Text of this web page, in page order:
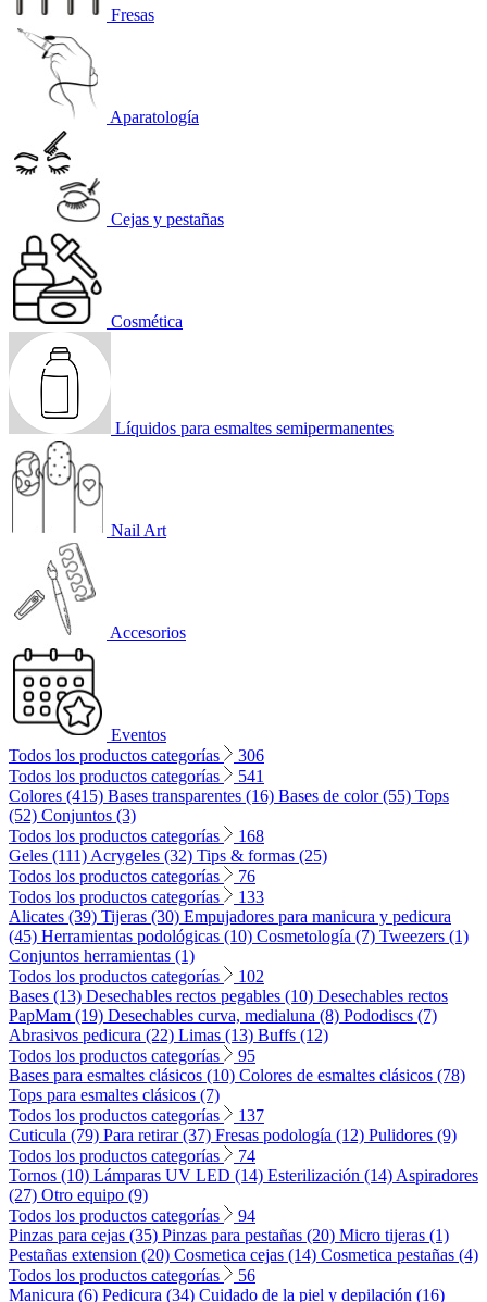
Fresas
Aparatología
Cejas y pestañas
Cosmética
Líquidos para esmaltes semipermanentes
Nail Art
Accesorios
Eventos
Todos los productos categorías
306
Todos los productos categorías
541
Colores (415) Bases transparentes (16) Bases de color (55) Tops
(52) Conjuntos (3)
Todos los productos categorías
168
Geles (111) Acrygeles (32) Tips & formas (25)
Todos los productos categorías
76
Todos los productos categorías
133
Alicates (39) Tijeras (30) Empujadores para manicura y pedicura
(45) Herramientas podológicas (10) Cosmetología (7) Tweezers (1)
Conjuntos herramientas (1)
Todos los productos categorías
102
Bases (13) Desechables rectos pegables (10) Desechables rectos
PapMam (19) Desechables curva, medialuna (8) Pododiscs (7)
Abrasivos pedicura (22) Limas (13) Buffs (12)
Todos los productos categorías
95
Bases para esmaltes clásicos (10) Colores de esmaltes clásicos (78)
Tops para esmaltes clásicos (7)
Todos los productos categorías
137
Cuticula (79) Para retirar (37) Fresas podología (12) Pulidores (9)
Todos los productos categorías
74
Tornos (10) Lámparas UV LED (14) Esterilización (14) Aspiradores
(27) Otro equipo (9)
Todos los productos categorías
94
Pinzas para cejas (35) Pinzas para pestañas (20) Micro tijeras (1)
Pestañas extension (20) Cosmetica cejas (14) Cosmetica pestañas (4)
Todos los productos categorías
56
Manicura (6) Pedicura (34) Cuidado de la piel y depilación (16)